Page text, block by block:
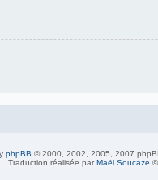
phpBB © 2000, 2002, 2005, 2007
Traduction réalisée par Maël Soucaze